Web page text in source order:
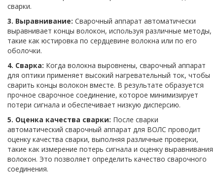
сварки.
3. Выравнивание: Сварочный аппарат автоматически
выравнивает концы волокон, используя различные методы,
такие как юстировка по сердцевине волокна или по его
оболочки.
4. Сварка: Когда волокна выровнены, сварочный аппарат
для оптики применяет высокий нагревательный ток, чтобы
сварить концы волокон вместе. В результате образуется
прочное сварочное соединение, которое минимизирует
потери сигнала и обеспечивает низкую дисперсию.
5. Оценка качества сварки: После сварки
автоматический сварочный аппарат для ВОЛС проводит
оценку качества сварки, выполняя различные проверки,
такие как измерение потерь сигнала и оценку выравнивания
волокон. Это позволяет определить качество сварочного
соединения.